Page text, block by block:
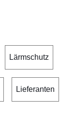
Lärmschutz
Lieferanten